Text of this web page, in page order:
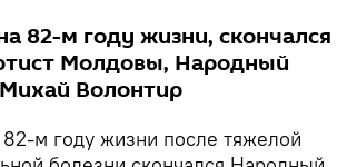
82-м году жизни, скончался
Молдовы, Народный
Волонтир
м году жизни после тяжелой